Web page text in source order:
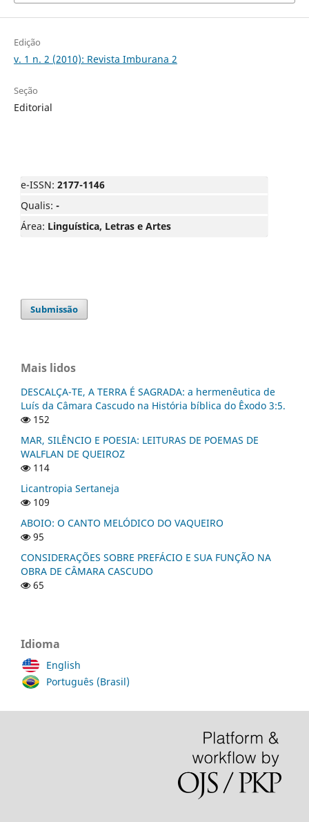
Edição
v. 1 n. 2 (2010): Revista Imburana 2
Seção
Editorial
e-ISSN: 2177-1146
Qualis: -
Área: Linguística, Letras e Artes
Submissão
Mais lidos
DESCALÇA-TE, A TERRA É SAGRADA: a hermenêutica de
Luís da Câmara Cascudo na História bíblica do Êxodo 3:5.
152
MAR, SILÊNCIO E POESIA: LEITURAS DE POEMAS DE
WALFLAN DE QUEIROZ
114
Licantropia Sertaneja
109
ABOIO: O CANTO MELÓDICO DO VAQUEIRO
95
CONSIDERAÇÕES SOBRE PREFÁCIO E SUA FUNÇÃO NA
OBRA DE CÂMARA CASCUDO
65
Idioma
English
Português (Brasil)